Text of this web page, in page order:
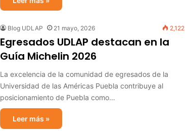
Blog UDLAP 21 mayo, 2026 2,122
Egresados UDLAP destacan en la
Guía Michelin 2026
La excelencia de la comunidad de egresados de la
Universidad de las Américas Puebla contribuye al
posicionamiento de Puebla como…
Leer más »